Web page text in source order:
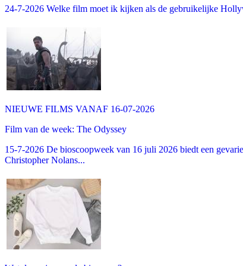
24-7-2026 Welke film moet ik kijken als de gebruikelijke
NIEUWE FILMS VANAF 16-07-2026
Film van de week: The Odyssey
15-7-2026 De bioscoopweek van 16 juli 2026 biedt een
Christopher Nolans...